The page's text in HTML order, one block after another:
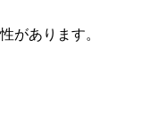
があります。